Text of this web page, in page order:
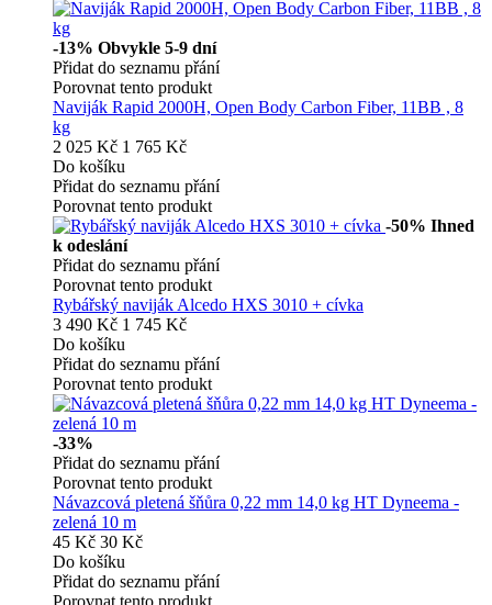
-13% Obvykle 5-9 dní
Přidat do seznamu přání
Porovnat tento produkt
Naviják Rapid 2000H, Open Body Carbon Fiber, 11BB , 8
kg
2 025 Kč 1 765 Kč
Do košíku
Přidat do seznamu přání
Porovnat tento produkt
-50% Ihned
k odeslání
Přidat do seznamu přání
Porovnat tento produkt
Rybářský naviják Alcedo HXS 3010 + cívka
3 490 Kč 1 745 Kč
Do košíku
Přidat do seznamu přání
Porovnat tento produkt
-33%
Přidat do seznamu přání
Porovnat tento produkt
Návazcová pletená šňůra 0,22 mm 14,0 kg HT Dyneema -
zelená 10 m
45 Kč 30 Kč
Do košíku
Přidat do seznamu přání
Porovnat tento produkt